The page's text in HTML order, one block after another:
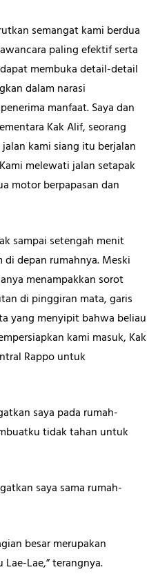
semangat kami berdua
paling efektif serta
membuka detail-detail
dalam narasi
manfaat. Saya dan
Kak Alif, seorang
kami siang itu berjalan
melewati jalan setapak
motor berpapasan dan
sampai setengah menit
depan rumahnya. Meski
menampakkan sorot
di pinggiran mata, garis
yang menyipit bahwa beliau
kami masuk, Kak
Rappo untuk
saya pada rumah-
tidak tahan untuk
saya sama rumah-
besar merupakan
Lae,” terangnya.